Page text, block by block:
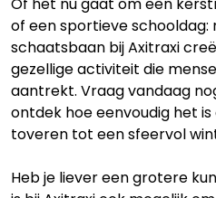
of een sportieve
schaatsbaan bij Axitraxi
gezellige activiteit die
aantrekt. Vraag vandaag
ontdek hoe eenvoudig het
toveren tot een sfeervol
Heb je liever een grotere